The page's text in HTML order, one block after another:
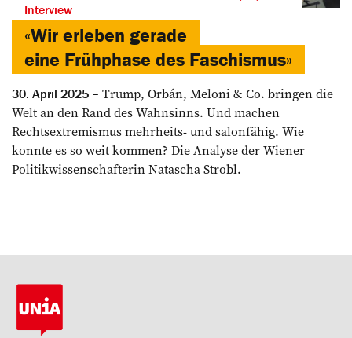
Interview
«Wir erleben gerade
eine Frühphase des Faschismus»
30. April 2025
Trump, Orbán, Meloni & Co. bringen die
Welt an den Rand des Wahnsinns. Und machen
Rechtsextremismus mehrheits- und salonfähig. Wie
konnte es so weit kommen? Die Analyse der Wiener
Politikwissenschafterin Natascha Strobl.